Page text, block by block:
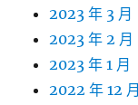
2023 年 3 月
2023 年 2 月
2023 年 1 月
2022 年 12 月